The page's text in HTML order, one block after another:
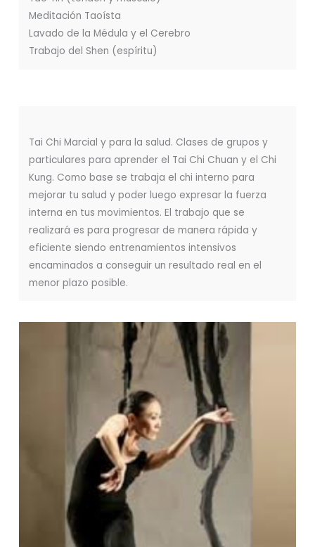
Meditación Taoísta
Lavado de la Médula y el Cerebro
Trabajo del Shen (espíritu)
Tai Chi Marcial y para la salud. Clases de grupos y
particulares para aprender el Tai Chi Chuan y el Chi
Kung. Como base se trabaja el chi interno para
mejorar tu salud y poder luego expresar la fuerza
interna en tus movimientos. El trabajo que se
realizará es para progresar de manera rápida y
eficiente siendo entrenamientos intensivos
encaminados a conseguir un resultado real en el
menor plazo posible.